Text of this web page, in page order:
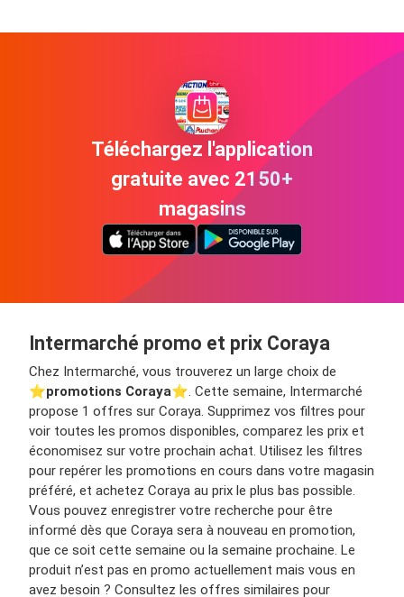
Téléchargez l'application
gratuite avec 2150+
magasins
Intermarché promo et prix Coraya
Chez Intermarché, vous trouverez un large choix de
⭐️promotions Coraya⭐️. Cette semaine, Intermarché
propose 1 offres sur Coraya. Supprimez vos filtres pour
voir toutes les promos disponibles, comparez les prix et
économisez sur votre prochain achat. Utilisez les filtres
pour repérer les promotions en cours dans votre magasin
préféré, et achetez Coraya au prix le plus bas possible.
Vous pouvez enregistrer votre recherche pour être
informé dès que Coraya sera à nouveau en promotion,
que ce soit cette semaine ou la semaine prochaine. Le
produit n’est pas en promo actuellement mais vous en
avez besoin ? Consultez les offres similaires pour